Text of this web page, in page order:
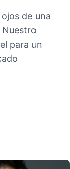
de una
para un